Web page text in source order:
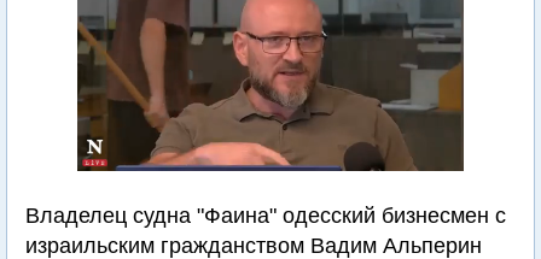
Владелец судна "Фаина" одесский бизнесмен с
израильским гражданством Вадим Альперин